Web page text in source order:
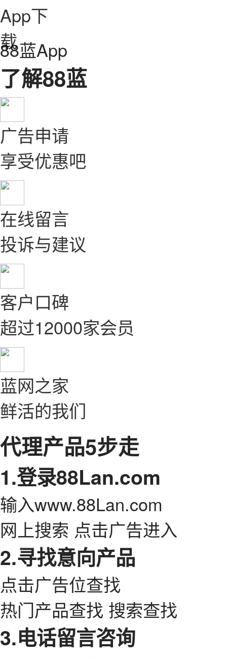
88蓝App
了解88蓝
广告申请
享受优惠吧
在线留言
投诉与建议
客户口碑
超过12000家会员
蓝网之家
鲜活的我们
代理产品5步走
1.登录88Lan.com
输入www.88Lan.com
网上搜索 点击广告进入
2.寻找意向产品
点击广告位查找
热门产品查找 搜索查找
3.电话留言咨询